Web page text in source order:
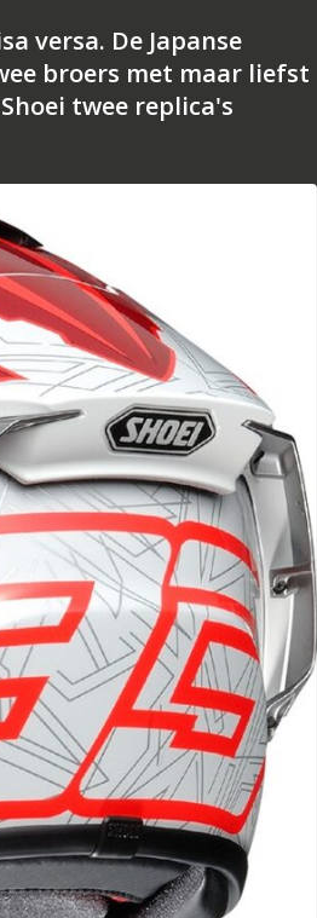
versa. De Japanse
broers met maar liefst
twee replica's